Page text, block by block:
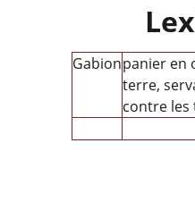
Gabionpanier en
terre,
contre les